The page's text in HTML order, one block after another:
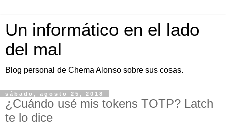
Un informático en el lado
del mal
Blog personal de Chema Alonso sobre sus cosas.
sábado, agosto 25, 2018
¿Cuándo usé mis tokens TOTP? Latch
te lo dice